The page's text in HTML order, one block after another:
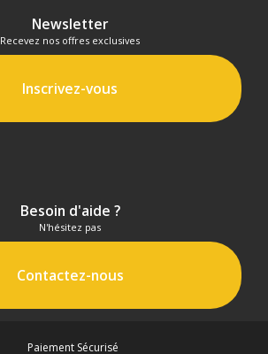
Newsletter
Recevez nos offres exclusives
Inscrivez-vous
Besoin d'aide ?
N'hésitez pas
Contactez-nous
Paiement Sécurisé